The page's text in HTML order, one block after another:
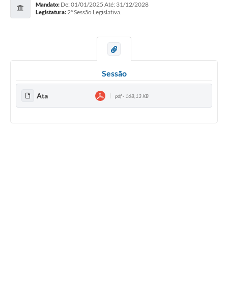
Mandato: De: 01/01/2025 Até: 31/12/2028
Legistatura:2ª Sessão Legislativa.
Sessão
Ata pdf - 168,13 KB